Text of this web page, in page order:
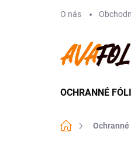
O nás
OCHRANNÉ
Domov